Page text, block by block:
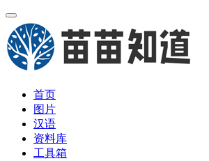
首页
图片
汉语
资料库
工具箱